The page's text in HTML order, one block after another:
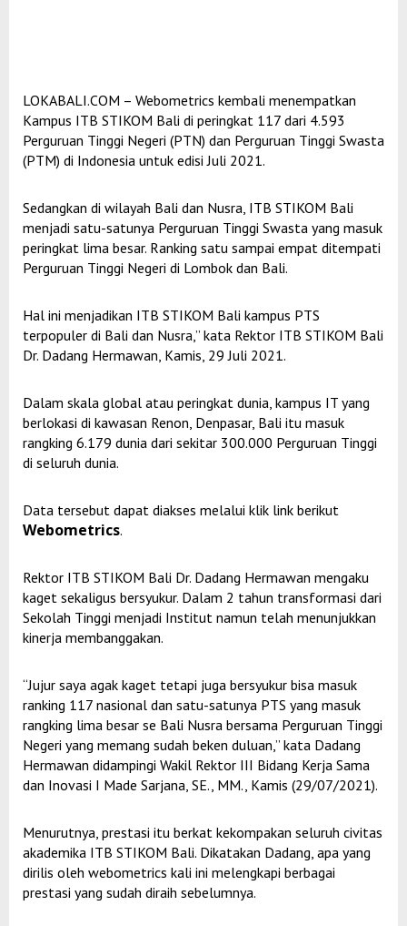
LOKABALI.COM – Webometrics kembali menempatkan
Kampus ITB STIKOM Bali di peringkat 117 dari 4.593
Perguruan Tinggi Negeri (PTN) dan Perguruan Tinggi Swasta
(PTM) di Indonesia untuk edisi Juli 2021.
Sedangkan di wilayah Bali dan Nusra, ITB STIKOM Bali
menjadi satu-satunya Perguruan Tinggi Swasta yang masuk
peringkat lima besar. Ranking satu sampai empat ditempati
Perguruan Tinggi Negeri di Lombok dan Bali.
Hal ini menjadikan ITB STIKOM Bali kampus PTS
terpopuler di Bali dan Nusra,” kata Rektor ITB STIKOM Bali
Dr. Dadang Hermawan, Kamis, 29 Juli 2021.
Dalam skala global atau peringkat dunia, kampus IT yang
berlokasi di kawasan Renon, Denpasar, Bali itu masuk
rangking 6.179 dunia dari sekitar 300.000 Perguruan Tinggi
di seluruh dunia.
Data tersebut dapat diakses melalui klik link berikut
Webometrics.
Rektor ITB STIKOM Bali Dr. Dadang Hermawan mengaku
kaget sekaligus bersyukur. Dalam 2 tahun transformasi dari
Sekolah Tinggi menjadi Institut namun telah menunjukkan
kinerja membanggakan.
“Jujur saya agak kaget tetapi juga bersyukur bisa masuk
ranking 117 nasional dan satu-satunya PTS yang masuk
rangking lima besar se Bali Nusra bersama Perguruan Tinggi
Negeri yang memang sudah beken duluan,” kata Dadang
Hermawan didampingi Wakil Rektor III Bidang Kerja Sama
dan Inovasi I Made Sarjana, SE., MM., Kamis (29/07/2021).
Menurutnya, prestasi itu berkat kekompakan seluruh civitas
akademika ITB STIKOM Bali. Dikatakan Dadang, apa yang
dirilis oleh webometrics kali ini melengkapi berbagai
prestasi yang sudah diraih sebelumnya.